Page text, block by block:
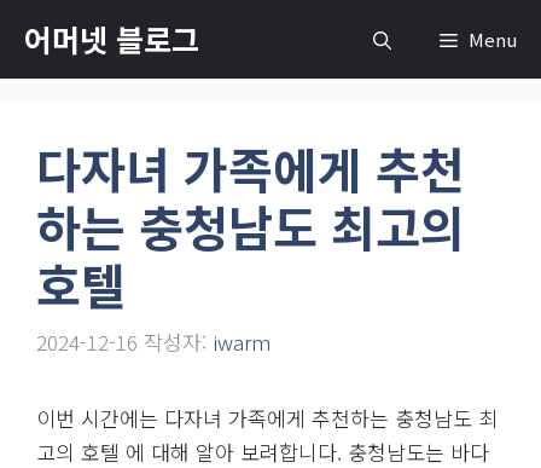
츠
어머넷 블로그 Menu
다자녀 가족에게 추천
하는 충청남도 최고의
호텔
2024-12-16 작성자: iwarm
이번 시간에는 다자녀 가족에게 추천하는 충청남도 최
고의 호텔 에 대해 알아 보려합니다. 충청남도는 바다